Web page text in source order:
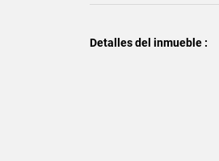
Detalles del inmueble :